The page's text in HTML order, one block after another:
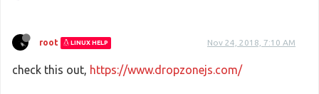
root LINUX HELP Nov 24, 2018, 7:10 AM
check this out, https://www.dropzonejs.com/